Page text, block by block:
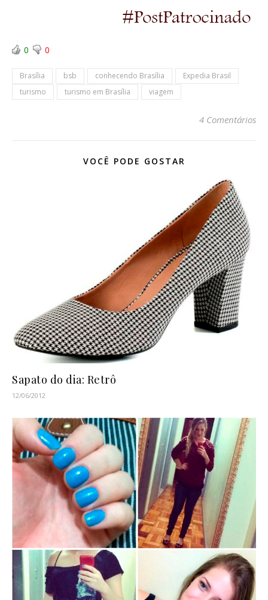
0 0
Brasília bsb conhecendo Brasília
Expedia Brasil
turismo
turismo em Brasília viagem
4 Comentários
VOCÊ PODE GOSTAR
Sapato do dia: Retrô
12/06/2012